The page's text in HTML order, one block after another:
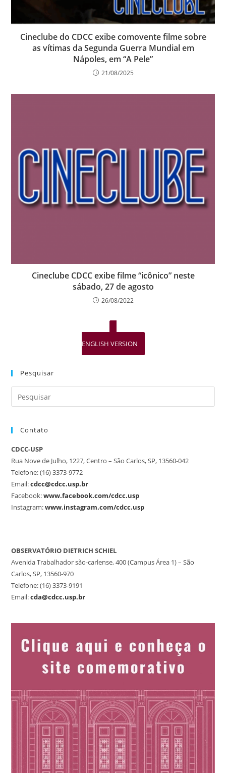
Cineclube do CDCC exibe comovente filme sobre
as vítimas da Segunda Guerra Mundial em
Nápoles, em “A Pele”
21/08/2025
Cineclube CDCC exibe filme “icônico” neste
sábado, 27 de agosto
26/08/2022
ENGLISH VERSION
Pesquisar
Contato
CDCC-USP
Rua Nove de Julho, 1227, Centro – São Carlos, SP, 13560-042
Telefone: (16) 3373-9772
Email:cdcc@cdcc.usp.br
Facebook:www.facebook.com/cdcc.usp
Instagram:www.instagram.com/cdcc.usp
OBSERVATÓRIO DIETRICH SCHIEL
Avenida Trabalhador são-carlense, 400 (Campus Área 1) – São
Carlos, SP, 13560-970
Telefone: (16) 3373-9191
Email:cda@cdcc.usp.br